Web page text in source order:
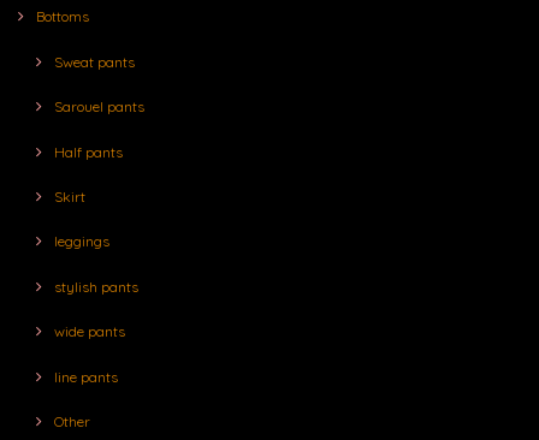
Bottoms
Sweat pants
Sarouel pants
Half pants
Skirt
leggings
stylish pants
wide pants
line pants
Other